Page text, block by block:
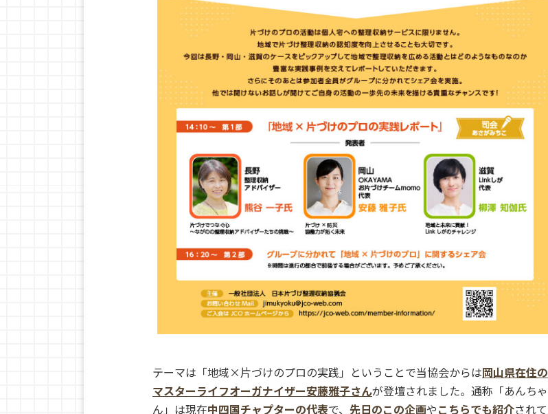
テーマは「地域×片づけのプロの実践」ということで当協会からは岡山県在住の
マスターライフオーガナイザー安藤雅子さんが登壇されました。通称「あんちゃ
ん」は現在中四国チャプターの代表で、 先日のこの企画やこちらでも紹介されて